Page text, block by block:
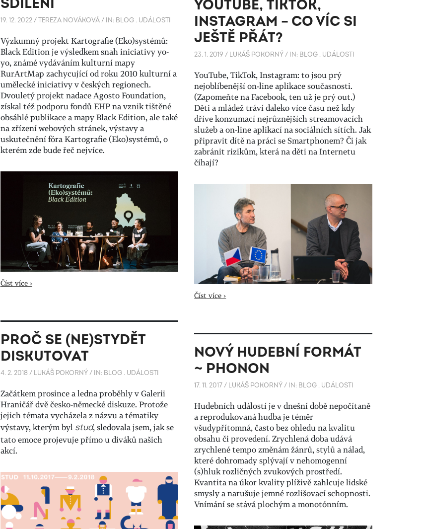
SDÍLENÍ
19. 12. 2022 /TEREZA NOVÁKOVÁ / IN: BLOG. UDÁLOSTI
Výzkumný projekt Kartografie (Eko)systémů:
Black Edition je výsledkem snah iniciativy yo-
yo, známé vydáváním kulturní mapy
RurArtMap zachycující od roku 2010 kulturní a
umělecké iniciativy v českých regionech.
Dvouletý projekt nadace Agosto Foundation,
získal též podporu fondů EHP na vznik tištěné
obsáhlé publikace a mapy Black Edition, ale také
na zřízení webových stránek, výstavy a
uskutečnění fóra Kartografie (Eko)systémů, o
kterém zde bude řeč nejvíce.
Číst více ›
YOUTUBE, TIKTOK,
INSTAGRAM – CO VÍC SI
JEŠTĚ PŘÁT?
23. 1. 2019 / LUKÁŠ POKORNÝ / IN: BLOG . UDÁLOSTI
YouTube, TikTok, Instagram: to jsou prý
nejoblíbenější on-line aplikace současnosti.
(Zapomeňte na Facebook, ten už je prý out.)
Děti a mládež tráví daleko více času než kdy
dříve konzumací nejrůznějších streamovacích
služeb a on-line aplikací na sociálních sítích. Jak
připravit dítě na práci se Smartphonem? Či jak
zabránit rizikům, která na děti na Internetu
číhají?
Číst více ›
PROČ SE (NE)STYDĚT
DISKUTOVAT
4. 2. 2018 / LUKÁŠ POKORNÝ / IN: BLOG. UDÁLOSTI
Začátkem prosince a ledna proběhly v Galerii
Hraničář dvě česko-německé diskuze. Protože
jejich témata vycházela z názvu a tématiky
výstavy, kterým byl stud, sledovala jsem, jak se
tato emoce projevuje přímo u diváků našich
akcí.
NOVÝ HUDEBNÍ FORMÁT
~ PHONON
17. 11. 2017 / LUKÁŠ POKORNÝ / IN: BLOG . UDÁLOSTI
Hudebních událostí je v dnešní době nepočítaně
a reprodukovaná hudba je téměr
všudypřítomná, často bez ohledu na kvalitu
obsahu či provedení. Zrychlená doba udává
zrychlené tempo změnám žánrů, stylů a nálad,
které dohromady splývají v nehomogenní
(s)hluk rozličných zvukových prostředí.
Kvantita na úkor kvality plíživě zahlcuje lidské
smysly a narušuje jemné rozlišovací schopnosti.
Vnímání se stává plochým a monotónním.